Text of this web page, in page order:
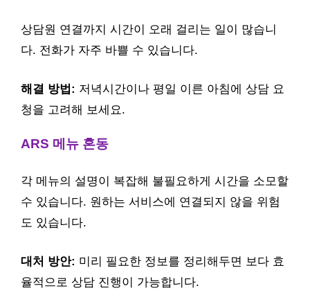
상담원 연결까지 시간이 오래 걸리는 일이 많습니
다. 전화가 자주 바쁠 수 있습니다.
해결 방법: 저녁시간이나 평일 이른 아침에 상담 요
청을 고려해 보세요.
ARS 메뉴 혼동
각 메뉴의 설명이 복잡해 불필요하게 시간을 소모할
수 있습니다. 원하는 서비스에 연결되지 않을 위험
도 있습니다.
대처 방안: 미리 필요한 정보를 정리해두면 보다 효
율적으로 상담 진행이 가능합니다.